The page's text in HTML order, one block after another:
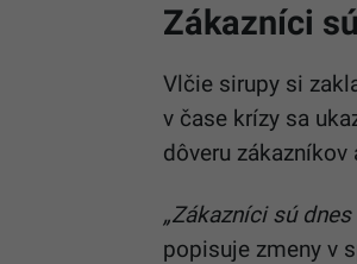
Zákazníci
Vlčie sirupy si
v čase krízy sa
dôveru
„Zákazníci sú
popisuje zmeny v